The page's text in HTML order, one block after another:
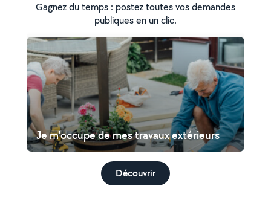
Gagnez du temps : postez toutes vos demandes
publiques en un clic.
Je m'occupe de mes travaux extérieurs
Découvrir